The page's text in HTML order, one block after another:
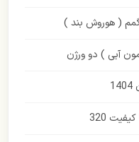
گمم ( هوروش بند )
آبی ) دو ورژن
320